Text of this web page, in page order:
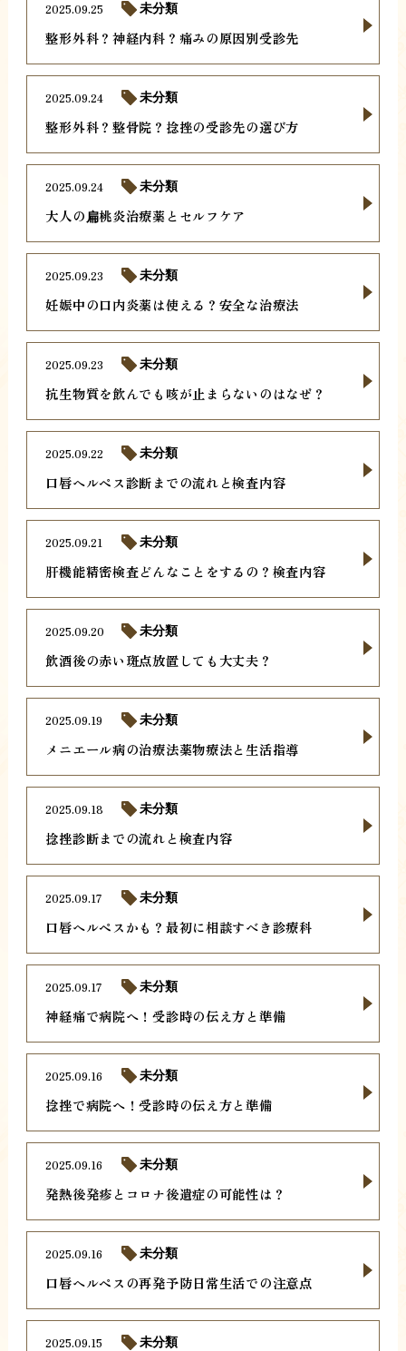
整形外科？神経内科？痛みの原因別受診先
2025.09.25 未分類
整形外科？整骨院？捻挫の受診先の選び方
2025.09.24 未分類
大人の扁桃炎治療薬とセルフケア
2025.09.24 未分類
妊娠中の口内炎薬は使える？安全な治療法
2025.09.23 未分類
抗生物質を飲んでも咳が止まらないのはなぜ？
2025.09.23 未分類
口唇ヘルペス診断までの流れと検査内容
2025.09.22 未分類
肝機能精密検査どんなことをするの？検査内容
2025.09.21 未分類
飲酒後の赤い斑点放置しても大丈夫？
2025.09.20 未分類
メニエール病の治療法薬物療法と生活指導
2025.09.19 未分類
捻挫診断までの流れと検査内容
2025.09.18 未分類
口唇ヘルペスかも？最初に相談すべき診療科
2025.09.17 未分類
神経痛で病院へ！受診時の伝え方と準備
2025.09.17 未分類
捻挫で病院へ！受診時の伝え方と準備
2025.09.16 未分類
発熱後発疹とコロナ後遺症の可能性は？
2025.09.16 未分類
口唇ヘルペスの再発予防日常生活での注意点
2025.09.16 未分類
2025.09.15 未分類